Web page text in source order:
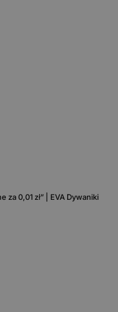
za 0,01 zł” | EVA Dywaniki